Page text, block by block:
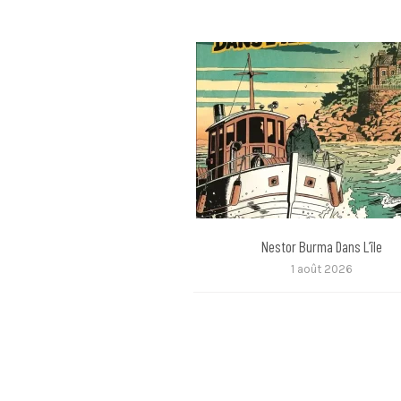
Nestor Burma Dans L’île
1 août 2026